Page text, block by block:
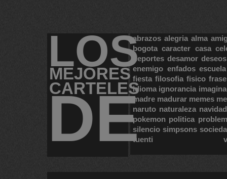
LOS
MEJORES
CARTELES
DE
abrazos alegria alma
bogota caracter casa
deportes desamor deseos
enemigo enfados escuela
fiesta filosofia fisico
idioma ignorancia
madre madurar memes
naruto naturaleza navidad
pokemon politica
silencio simpsons
tuenti